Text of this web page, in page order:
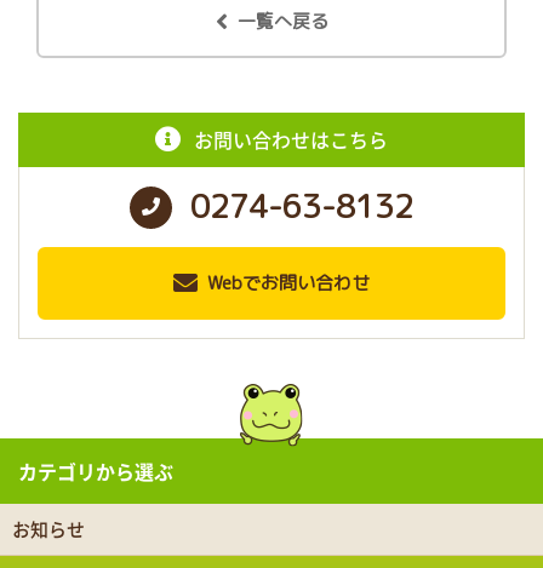
一覧へ戻る
お問い合わせはこちら
0274-63-8132
Webでお問い合わせ
カテゴリから選ぶ
お知らせ